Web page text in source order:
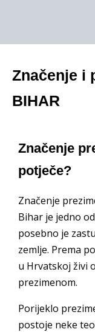
Značenje i
BIHAR
Značenje
potječe?
Značenje
Bihar je jedno
posebno je
zemlje. Prema
u Hrvatskoj živi
prezimenom.
Porijeklo
postoje neke